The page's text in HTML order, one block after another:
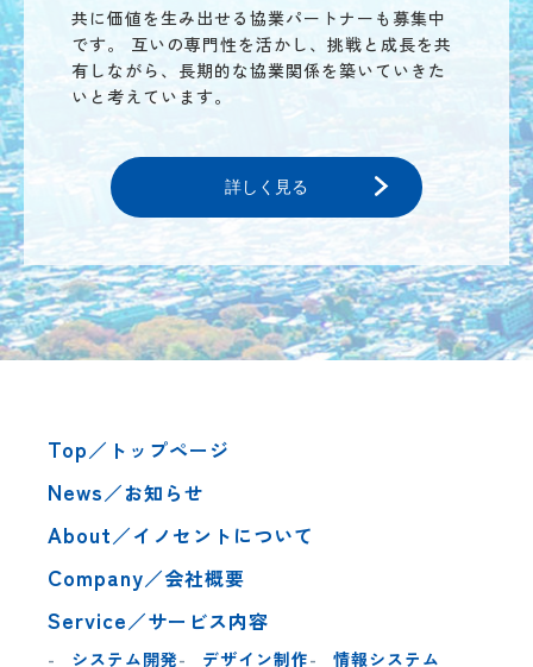
共に価値を生み出せる協業パートナーも募集中
です。
互いの専門性を活かし、挑戦と成長を共
有しながら、長期的な協業関係を築いていきた
いと考えています。
詳しく見る
Top／トップページ
News／お知らせ
About／イノセントについて
Company／会社概要
Service／サービス内容
システム開発 デザイン制作 情報システム